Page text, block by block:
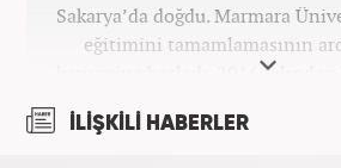
Sakarya’da doğdu. Marmara
eğitimini tamamlamasının
kariyerine başladı. 2016
itibaren Haber7’de
İLİŞKİLİ HABERLER